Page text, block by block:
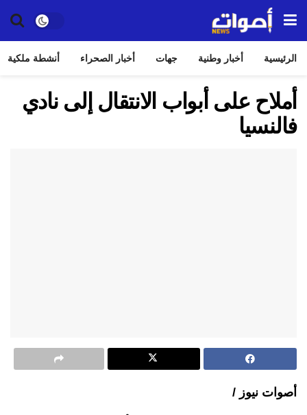
الرئيسية أخبار وطنية جهات أخبار الصحراء أنشطة ملكية
أملاح على أبواب الانتقال إلى نادي
فالنسيا
أصوات نيوز /